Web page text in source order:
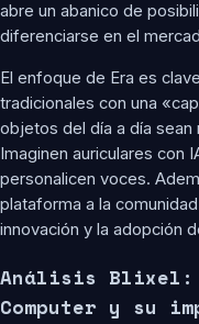
abre un abanico de
diferenciarse en el
El enfoque de Era es
tradicionales con una
objetos del día a día
Imaginen auriculares con
personalicen voces.
plataforma a la
innovación y la adopción
Análisis Blixel:
Computer y su